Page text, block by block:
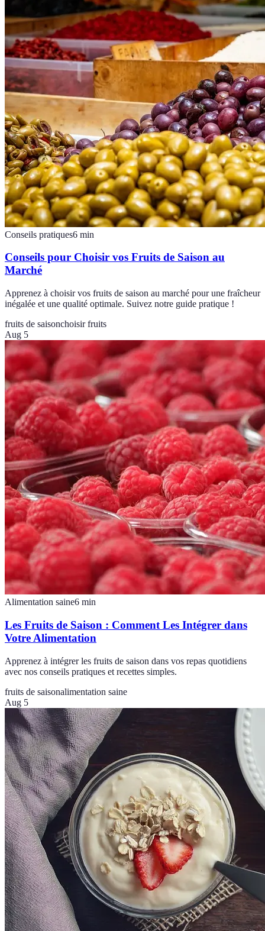
Conseils pratiques6 min
Conseils pour Choisir vos Fruits de Saison au
Marché
Apprenez à choisir vos fruits de saison au marché pour une fraîcheur
inégalée et une qualité optimale. Suivez notre guide pratique !
fruits de saisonchoisir fruits
Aug 5
Alimentation saine6 min
Les Fruits de Saison : Comment Les Intégrer dans
Votre Alimentation
Apprenez à intégrer les fruits de saison dans vos repas quotidiens
avec nos conseils pratiques et recettes simples.
fruits de saisonalimentation saine
Aug 5